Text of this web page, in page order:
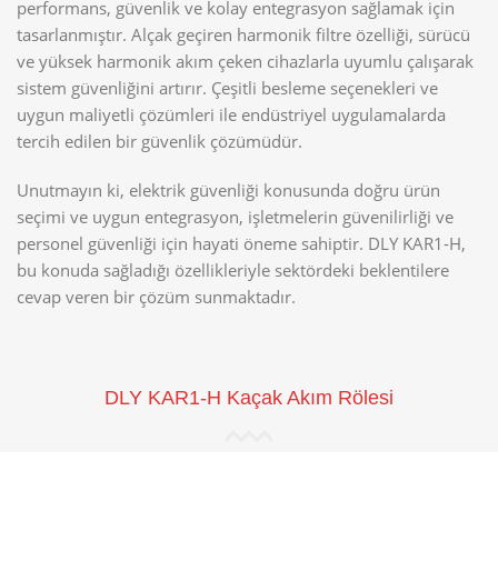
performans, güvenlik ve kolay entegrasyon sağlamak için
tasarlanmıştır. Alçak geçiren harmonik filtre özelliği, sürücü
ve yüksek harmonik akım çeken cihazlarla uyumlu çalışarak
sistem güvenliğini artırır. Çeşitli besleme seçenekleri ve
uygun maliyetli çözümleri ile endüstriyel uygulamalarda
tercih edilen bir güvenlik çözümüdür.
Unutmayın ki, elektrik güvenliği konusunda doğru ürün
seçimi ve uygun entegrasyon, işletmelerin güvenilirliği ve
personel güvenliği için hayati öneme sahiptir. DLY KAR1-H,
bu konuda sağladığı özellikleriyle sektördeki beklentilere
cevap veren bir çözüm sunmaktadır.
DLY KAR1-H Kaçak Akım Rölesi